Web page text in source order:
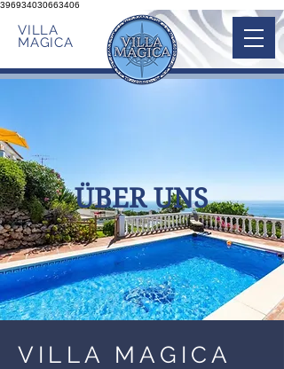
396934030663406
VILLA
MAGICA
ÜBER UNS
VILLA MAGICA